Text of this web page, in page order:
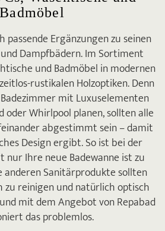
Badmöbel
Ergänzungen zu seinen
Dampfbädern. Im Sortiment
und Badmöbel in modernen
rustikalen Holzoptiken. Denn
mit Luxuselementen
oder Whirlpool planen, sollten alle
abgestimmt sein – damit
Design ergibt. So ist bei der
nur Ihre neue Badewanne ist zu
anderen Sanitärprodukte sollten
reinigen und natürlich optisch
mit dem Angebot von Repabad
das problemlos.